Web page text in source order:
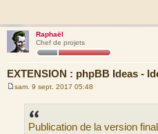
Raphaël
Chef de projets
EXTENSION : phpBB Ideas -
sam. 9 sept. 2017 05:48
Publication de la version